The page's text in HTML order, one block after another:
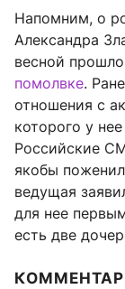
Напомним, о
Александра
весной
помолвке.
отношения с
которого у
Российские
якобы
ведущая
для нее
есть две